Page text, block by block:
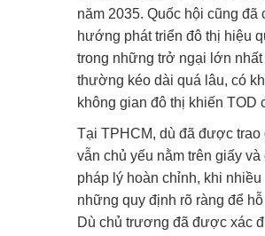
năm 2035. Quốc hội cũng
hướng phát triển đô thị hiệu
trong những trở ngại lớn
thường kéo dài quá lâu, có
không gian đô thị khiến TOD
Tại TPHCM, dù đã được
vẫn chủ yếu nằm trên giấy
pháp lý hoàn chỉnh, khi
những quy định rõ ràng để
Dù chủ trương đã được xác